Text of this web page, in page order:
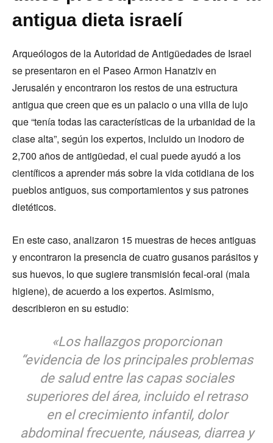
antigua dieta israelí
Arqueólogos de la Autoridad de Antigüedades de Israel
se presentaron en el Paseo Armon Hanatziv en
Jerusalén y encontraron los restos de una estructura
antigua que creen que es un palacio o una villa de lujo
que “tenía todas las características de la urbanidad de la
clase alta”, según los expertos, incluido un inodoro de
2,700 años de antigüedad, el cual puede ayudó a los
científicos a aprender más sobre la vida cotidiana de los
pueblos antiguos, sus comportamientos y sus patrones
dietéticos.
En este caso, analizaron 15 muestras de heces antiguas
y encontraron la presencia de cuatro gusanos parásitos y
sus huevos, lo que sugiere transmisión fecal-oral (mala
higiene), de acuerdo a los expertos. Asimismo,
describieron en su estudio:
«Los hallazgos proporcionan
“evidencia de los principales problemas
de salud entre las capas sociales
superiores del área, incluido el retraso
en el crecimiento infantil, dolor
abdominal frecuente, náuseas, diarrea y